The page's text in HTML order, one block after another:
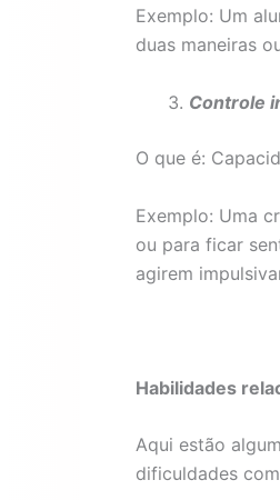
Exemplo: Um
duas maneiras
Controle
O que é:
Exemplo: Uma
ou para ficar
agirem
Habilidades
Aqui estão
dificuldades